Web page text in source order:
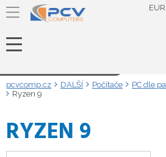
EUR
pcvcomp.cz DALŠÍ Počítače PC dle
Ryzen 9
RYZEN 9